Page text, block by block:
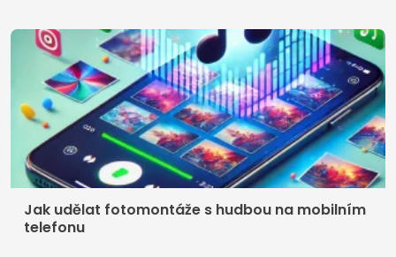
Jak udělat fotomontáže s hudbou na mobilním
telefonu